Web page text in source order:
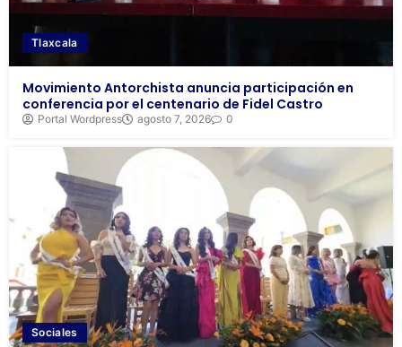
Tlaxcala
Movimiento Antorchista anuncia participación en
conferencia por el centenario de Fidel Castro
Portal Wordpress agosto 7, 2026 0
Sociales